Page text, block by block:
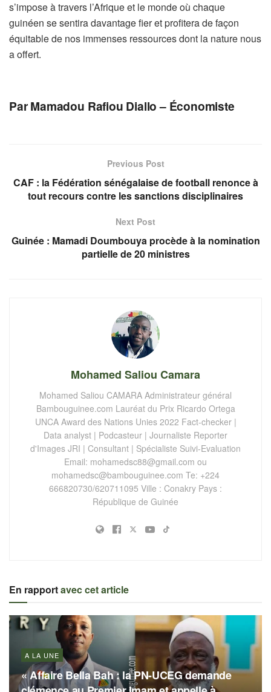
s’impose à travers l’Afrique et le monde où chaque
guinéen se sentira davantage fier et profitera de façon
équitable de nos immenses ressources dont la nature nous
a offert.
Par Mamadou Rafiou Diallo – Économiste
Previous Post
CAF : la Fédération sénégalaise de football renonce à
tout recours contre les sanctions disciplinaires
Next Post
Guinée : Mamadi Doumbouya procède à la nomination
partielle de 20 ministres
Mohamed Saliou Camara
Mohamed Saliou CAMARA Administrateur général
Bambouguinee.com Lauréat du Prix Ricardo Ortega
UNCA Award des Nations Unies 2022 Fact-checker |
Data analyst | Podcasteur | Journaliste Reporter
d'Images JRI | Consultant | Spécialiste Suivi-Evaluation
Email: mohamedsc88@gmail.com ou
mohamedsc@bambouguinee.com Te: +224
666820730/620711095 Ville : Conakry Pays :
République de Guinée
En rapportavec cet article
A LA UNE
« Affaire Bella Bah : la PN-UCEG demande